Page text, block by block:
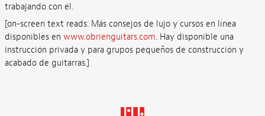
trabajando con él.
[on-screen text reads: Más consejos de lujo y cursos en línea
disponibles en www.obrienguitars.com. Hay disponible una
instrucción privada y para grupos pequeños de construcción y
acabado de guitarras.]